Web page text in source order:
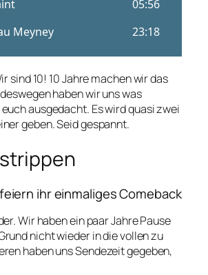
sind 10! 10 Jahre machen wir das
haben wir uns was
ausgedacht. Es wird quasi zwei
geben. Seid gespannt.
ihr einmaliges Comeback
Wir haben ein paar Jahre Pause
nicht wieder in die vollen zu
haben uns Sendezeit gegeben,